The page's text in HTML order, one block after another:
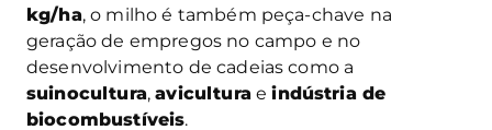
kg/ha, o milho é também peça-chave na
geração de empregos no campo e no
desenvolvimento de cadeias como a
suinocultura,aviculturaeindústria de
biocombustíveis.